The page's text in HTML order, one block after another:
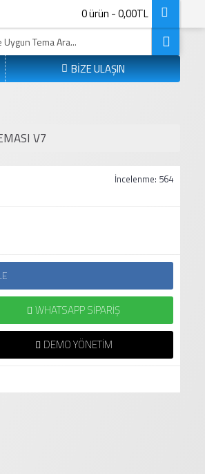
0 ürün - 0,00TL
BİZE ULAŞIN
V7
İncelenme: 564
WHATSAPP SIPARIŞ
DEMO YÖNETIM